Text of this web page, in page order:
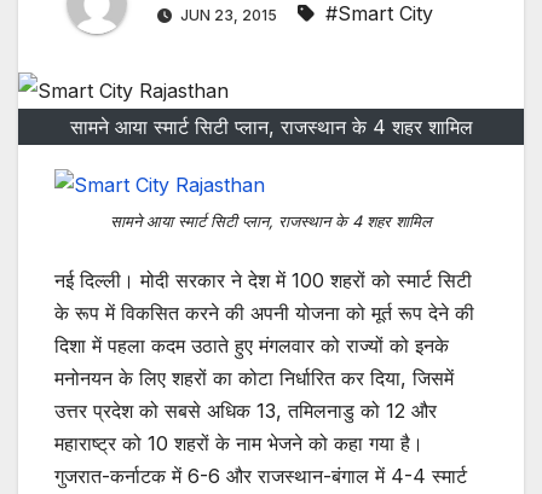
JUN 23, 2015 #Smart City
सामने आया स्मार्ट सिटी प्लान, राजस्थान के 4 शहर शामिल
सामने आया स्मार्ट सिटी प्लान, राजस्थान के 4 शहर शामिल
नई दिल्ली। मोदी सरकार ने देश में 100 शहरों को स्मार्ट सिटी
के रूप में विकसित करने की अपनी योजना को मूर्त रूप देने की
दिशा में पहला कदम उठाते हुए मंगलवार को राज्यों को इनके
मनोनयन के लिए शहरों का कोटा निर्धारित कर दिया, जिसमें
उत्तर प्रदेश को सबसे अधिक 13, तमिलनाडु को 12 और
महाराष्ट्र को 10 शहरों के नाम भेजने को कहा गया है।
गुजरात-कर्नाटक में 6-6 और राजस्थान-बंगाल में 4-4 स्मार्ट